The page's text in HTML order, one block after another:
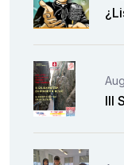
III